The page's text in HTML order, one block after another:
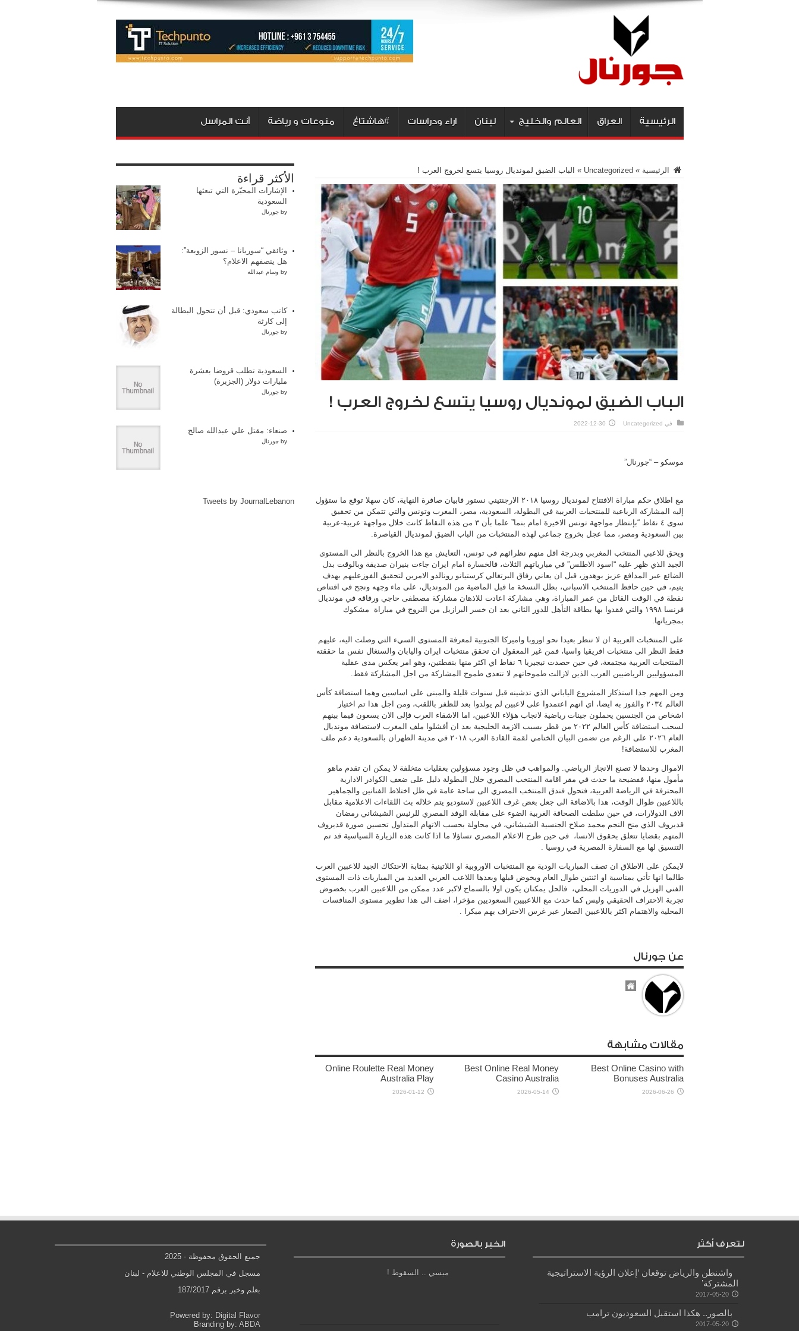
الرئيسية العراق العالم والخليج لبنان اراء ودراسات #هاشتاغ منوعات و رياضة أنت المراسل
الرئيسية »
Uncategorized
» الباب الضيق لمونديال روسيا يتسع لخروج العرب !
الباب الضيق لمونديال روسيا يتسع لخروج العرب !
في Uncategorized
2022-12-30
موسكو – “جورنال”
مع اطلاق حكم مباراة الافتتاح لمونديال روسيا ٢٠١٨ الارجنتيني نستور فابيان صافرة النهاية، كان سهلا توقع ما ستؤول
إليه المشاركة الرباعية للمنتخبات العربية في البطولة، السعودية، مصر، المغرب وتونس والتي تتمكن من تحقيق
سوى ٤ نقاط “بإنتظار مواجهة تونس الاخيرة امام بنما” علما بأن ٣ من هذه النقاط كانت خلال مواجهة عربية-عربية
بين السعودية ومصر، مما عجل بخروج جماعي لهذه المنتخبات من الباب الضيق لمونديال القياصرة.
ويحق للاعبي المنتخب المغربي وبدرجة اقل منهم نظرائهم في تونس، التعايش مع هذا الخروج بالنظر الى المستوى
الجيد الذي ظهر عليه “اسود الاطلس” في مبارياتهم الثلاث، فالخسارة امام ايران جاءت بنيران صديقة وبالوقت بدل
الضائع عبر المدافع عزيز بوهدوز، قبل ان يعاني رفاق البرتغالي كرستيانو رونالدو الامرين لتحقيق الفوزعليهم بهدف
يتيم، في حين حافظ المنتخب الاسباني، بطل النسخة ما قبل الماضية من المونديال، على ماء وجهه ونجح في اقتناص
نقطة في الوقت القاتل من عمر المباراة، وهي مشاركة اعادت للاذهان مشاركة مصطفى حاجي ورفاقه في مونديال
فرنسا ١٩٩٨ والتي فقدوا بها بطاقة التأهل للدور الثاني بعد ان خسر البرازيل من النروج في مباراة مشكوك
بمجرياتها.
على المنتخبات العربية ان لا تنظر بعيدا نحو اوروبا واميركا الجنوبية لمعرفة المستوى السيء التي وصلت اليه، عليهم
فقط النظر الى منتخبات افريقيا واسيا، فمن غير المعقول ان تحقق منتخبات ايران واليابان والسنغال نفس ما حققته
المنتخبات العربية مجتمعة، في حين حصدت نيجيريا ٦ نقاط اي اكثر منها بنقطتين، وهو امر يعكس مدى عقلية
المسؤوليين الرياضيين العرب الذين لازالت طموحاتهم لا تتعدى طموح المشاركة من اجل المشاركة فقط.
ومن المهم جدا استذكار المشروع الياباني الذي تدشينه قبل سنوات قليلة والمبنى على اساسين وهما استضافة كأس
العالم ٢٠٣٤ والفوز به ايضا، اي انهم اعتمدوا على لاعبين لم يولدوا بعد للظفر باللقب، ومن اجل هذا تم اختيار
اشخاص من الجنسين يحملون جينات رياضية لانجاب هؤلاء اللاعبين، اما الاشقاء العرب فإلى الان يسعون فيما بينهم
لسحب استضافة كأس العالم ٢٠٢٢ من قطر بسبب الازمة الخليجية بعد ان أفشلوا ملف المغرب لاستضافة مونديال
العام ٢٠٢٦ على الرغم من تضمن البيان الختامي لقمة القادة العرب ٢٠١٨ في مدينة الظهران بالسعودية دعم ملف
المغرب للاستضافة!
الاموال وحدها لا تصنع الانجاز الرياضي. والمواهب في ظل وجود مسؤولين بعقليات متخلفة لا يمكن ان تقدم ماهو
مأمول منها، ففضيحة ما حدث في مقر اقامة المنتخب المصري خلال البطولة دليل على ضعف الكوادر الادارية
المحترفة في الرياضة العربية، فتحول فندق المنتخب المصري الى ساحة عامة في ظل اختلاط الفنانين والجماهير
باللاعبين طوال الوقت، هذا بالاضافة الى جعل بعض غرف اللاعبين لاستوديو يتم خلاله بث اللقاءات الاعلامية مقابل
الاف الدولارات، في حين سلطت الصحافة الغربية الضوء على مقابلة الوفد المصري للرئيس الشيشاني رمضان
قديروف الذي منح النجم محمد صلاح الجنسية الشيشاني، في محاولة بحسب الاتهام المتداول تحسين صورة قديروف
المتهم بقضايا تتعلق بحقوق الانسا، في حين طرح الاعلام المصري تساؤلا ما اذا كانت هذه الزيارة السياسية قد تم
التنسيق لها مع السفارة المصرية في روسيا .
لايمكن على الاطلاق ان تصف المباريات الودية مع المنتخبات الاوروبية او اللاتينية بمثابة الاحتكاك الجيد للاعبين العرب
طالما انها تأتي بمناسبة او اثنتين طوال العام ويخوض قبلها وبعدها اللاعب العربي العديد من المباريات ذات المستوى
الفني الهزيل في الدوريات المحلي، فالحل يمكنان يكون اولا بالسماح لاكبر عدد ممكن من اللاعبين العرب بخضوض
تجربة الاحتراف الحقيقي وليس كما حدث مع اللاعبيين السعوديين مؤخرا، اضف الى هذا تطوير مستوى المنافسات
المحلية والاهتمام اكثر باللاعبين الصغار عبر غرس الاحتراف بهم مبكرا .
عن جورنال
مقالات مشابهة
Best Online Casino with
Bonuses Australia
2026-06-26
Best Online Real Money
Casino Australia
2026-05-14
Online Roulette Real Money
Australia Play
2026-01-12
الأكثر قراءة
الإشارات المحيّرة التي تبعثها
السعودية
by جورنال
وثائقي “سوريانا – نسور الزوبعة”:
هل ينصفهم الاعلام؟
by وسام عبدالله
كاتب سعودي: قبل أن تتحول البطالة
إلى كارثة
by جورنال
السعودية تطلب قروضا بعشرة
مليارات دولار (الجزيرة)
by جورنال
صنعاء: مقتل علي عبدالله صالح
by جورنال
Tweets by JournalLebanon
لتعرف أكثر
واشنطن والرياض توقعان ‘إعلان الرؤية الاستراتيجية
المشتركة’
2017-05-20
بالصور.. هكذا استقبل السعوديون ترامب
2017-05-20
الخبر بالصورة
ميسي .. السقوط !
جميع الحقوق محفوظة - 2025
مسجل في المجلس الوطني للاعلام - لبنان
بعلم وخبر برقم 187/2017
Powered by: Digital Flavor
Branding by: ABDA